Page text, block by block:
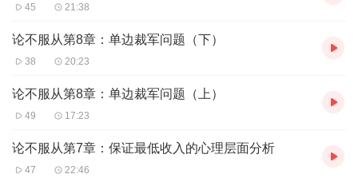
45 21:38
论不服从第8章：单边裁军问题（下）
38 20:23
论不服从第8章：单边裁军问题（上）
49 17:23
论不服从第7章：保证最低收入的心理层面分析
47 22:46